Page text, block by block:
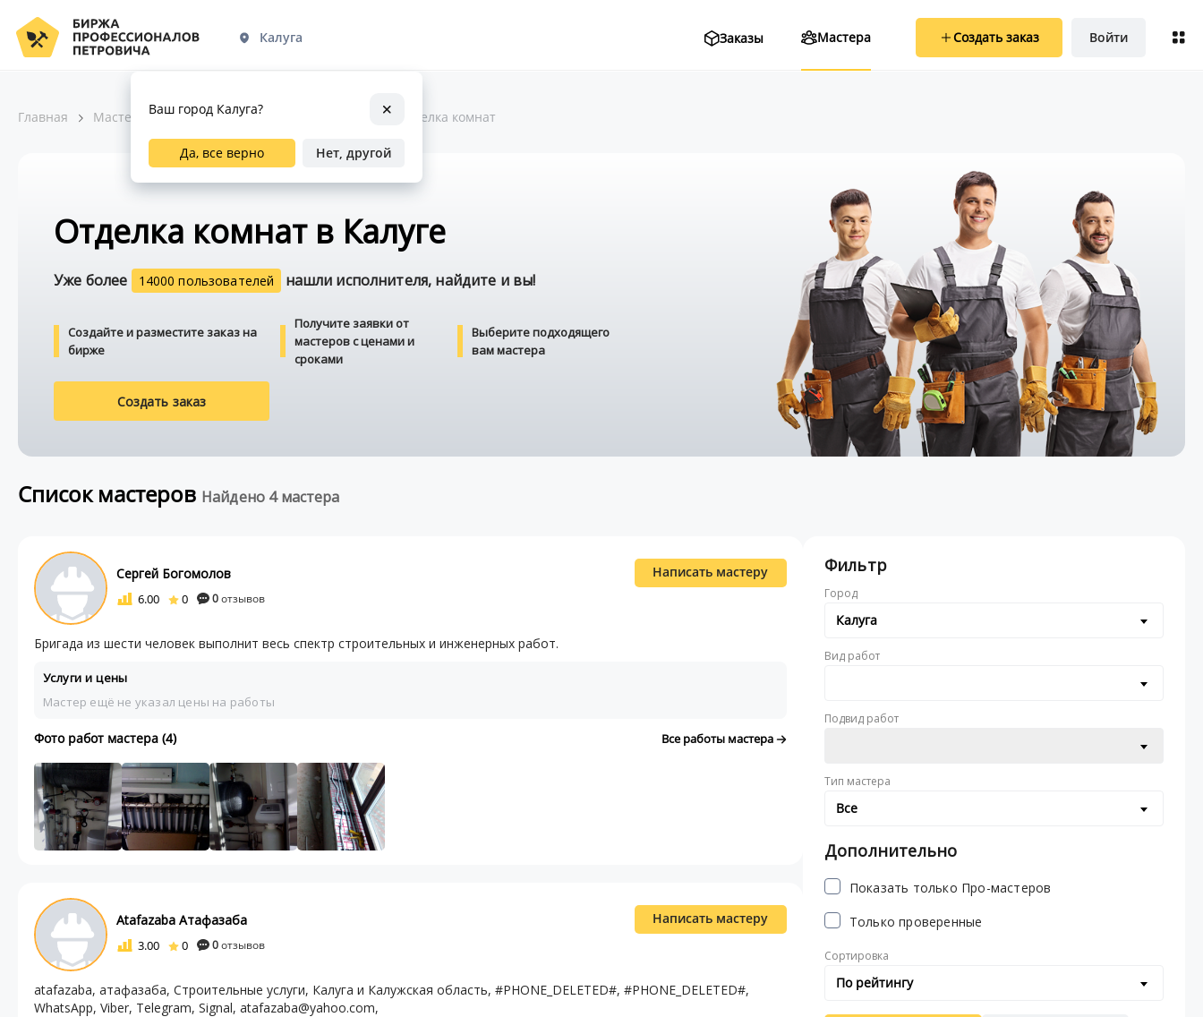
Калуга Заказы Мастера Создать заказ Войти
Главная Мастера по ремонту Отделка и интерьер Отделка комнат
Отделка комнат в Калуге
Уже более 14000 пользователей нашли исполнителя, найдите и вы!
Создайте и разместите заказ на
бирже
Получите заявки от
мастеров с ценами и
сроками
Выберите подходящего
вам мастера
Создать заказ
Список мастеров Найдено 4 мастера
Сергей Богомолов
6.00 0 0отзывов
Написать мастеру
Бригада из шести человек выполнит весь спектр строительных и инженерных работ.
Услуги и цены
Мастер ещё не указал цены на работы
Фото работ мастера (4) Все работы мастера
Atafazaba Атафазаба
3.00 0 0отзывов
Написать мастеру
atafazaba, атафазаба, Строительные услуги, Калуга и Калужская область, #PHONE_DELETED#, #PHONE_DELETED#,
WhatsApp, Viber, Telegram, Signal, atafazaba@yahoo.com,
Фильтр
Город
Калуга
Вид работ
Подвид работ
Тип мастера
Все
Дополнительно
Показать только Про-мастеров
Только проверенные
Сортировка
По рейтингу
Ваш город Калуга?
Да, все верно Нет, другой